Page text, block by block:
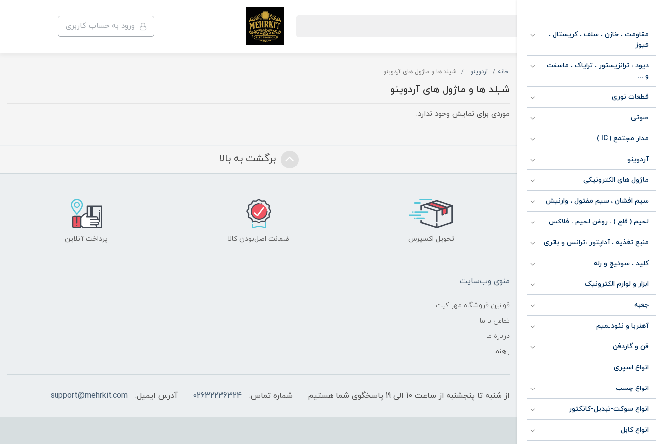
ورود به حساب کاربری
مقاومت ، خازن ، سلف ، کریستال ،
فیوز
دیود ، ترانزیستور ، ترایاک ، ماسفت
و ...
قطعات نوری
صوتی
مدار مجتمع ( IC )
آردوینو
ماژول های الکترونیکی
سیم افشان ، سیم مفتول ، وارنیش
لحیم ( قلع ) ، روغن لحیم ، فلاکس
منبع تغذیه ، آداپتور ،ترانس و باتری
کلید ، سوئیچ و رله
ابزار و لوازم الکترونیک
جعبه
آهنربا و نئودیمیم
فن و گاردفن
انواع اسپری
انواع چسب
انواع سوکت-تبدیل-کانکتور
انواع کابل
خانه آردوینو شیلد ها و ماژول های آردوینو
شیلد ها و ماژول های آردوینو
موردی برای نمایش وجود ندارد.
برگشت به بالا
تحویل اکسپرس ضمانت اصل‌بودن کالا پرداخت آنلاین
منوی وب‌سایت
قوانین فروشگاه مهر کیت
تماس با ما
درباره ما
راهنما
از شنبه تا پنجشنبه از ساعت 10 الی 19 پاسخگوی شما هستیم شماره تماس: 02632236324 آدرس ایمیل: support@mehrkit.com